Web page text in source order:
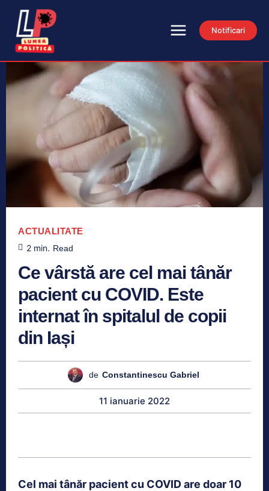
Notificari
ACTUALITATE
2 min. Read
Ce vârstă are cel mai tânăr
pacient cu COVID. Este
internat în spitalul de copii
din Iași
de Constantinescu Gabriel
11 ianuarie 2022
Cel mai tânăr pacient cu COVID are doar 10